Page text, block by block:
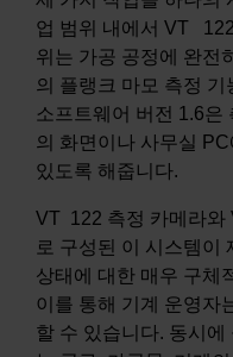
업 범위 내에서 VT
위는 가공 공정에 완전
의 플랭크 마모 측정
소프트웨어 버전 1.6은
의 화면이나 사무실
있도록 해줍니다.
VT 122 측정 카메라와
로 구성된 이 시스템이
상태에 대한 매우 구체
이를 통해 기계 운영자
할 수 있습니다. 동시에